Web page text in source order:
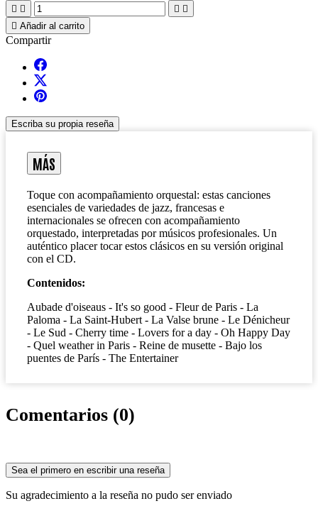
   
 Añadir al carrito
Compartir
Escriba su propia reseña
MÁS
Toque con acompañamiento orquestal: estas canciones
esenciales de variedades de jazz, francesas e
internacionales se ofrecen con acompañamiento
orquestado, interpretadas por músicos profesionales. Un
auténtico placer tocar estos clásicos en su versión original
con el CD.
Contenidos:
Aubade d'oiseaus - It's so good - Fleur de Paris - La
Paloma - La Saint-Hubert - La Valse brune - Le Dénicheur
- Le Sud - Cherry time - Lovers for a day - Oh Happy Day
- Quel weather in Paris - Reine de musette - Bajo los
puentes de París - The Entertainer
Comentarios (0)
Sea el primero en escribir una reseña
Su agradecimiento a la reseña no pudo ser enviado